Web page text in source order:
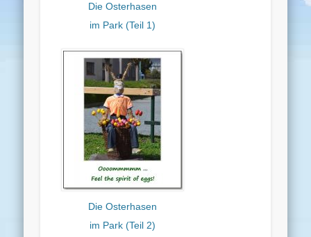
Die Osterhasen
im Park (Teil 1)
Die Osterhasen
im Park (Teil 2)